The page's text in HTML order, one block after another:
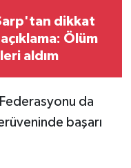
dikkat
Ölüm
aldım
da
başarı